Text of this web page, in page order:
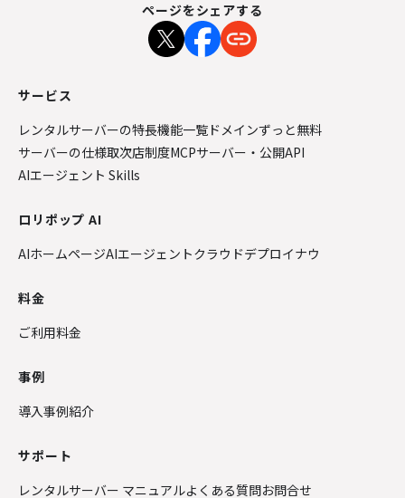
ページをシェアする
サービス
レンタルサーバーの特長機能一覧 ドメインずっと無料
サーバーの仕様取次店制度MCPサーバー・公開API
AIエージェント Skills
ロリポップ AI
AIホームページAIエージェントクラウドデプロイナウ
料金
ご利用料金
事例
導入事例紹介
サポート
レンタルサーバー マニュアルよくある質問お問合せ